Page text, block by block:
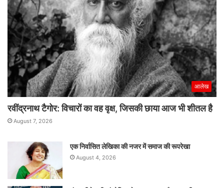
आलेख
रवींद्रनाथ टैगोर: विचारों का वह वृक्ष, जिसकी छाया आज भी शीतल है
August 7, 2026
एक निर्वासित लेखिका की नजर में समाज की रूपरेखा
August 4, 2026